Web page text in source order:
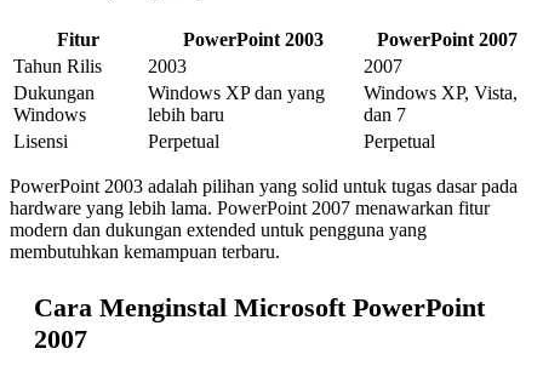
Fitur PowerPoint 2003
PowerPoint 2007
Tahun Rilis
2003
2007
Dukungan
Windows
Windows XP dan yang
lebih baru
Windows XP, Vista,
dan 7
Lisensi
Perpetual Perpetual
PowerPoint 2003 adalah pilihan yang solid untuk tugas dasar pada
hardware yang lebih lama. PowerPoint 2007 menawarkan fitur
modern dan dukungan extended untuk pengguna yang
membutuhkan kemampuan terbaru.
Cara Menginstal Microsoft PowerPoint
2007